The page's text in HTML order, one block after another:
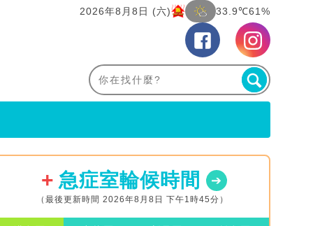
2026年8月8日 (六) 33.9℃61%
急症室輪候時間
（最後更新時間 2026年8月8日 下午1時45分）